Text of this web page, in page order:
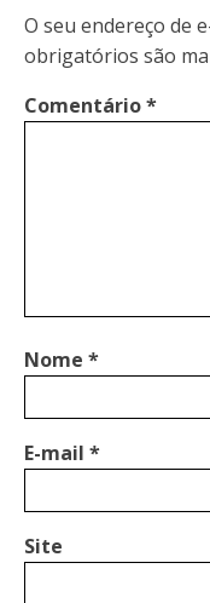
O seu endereço de
obrigatórios são
Comentário*
Nome *
E-mail *
Site